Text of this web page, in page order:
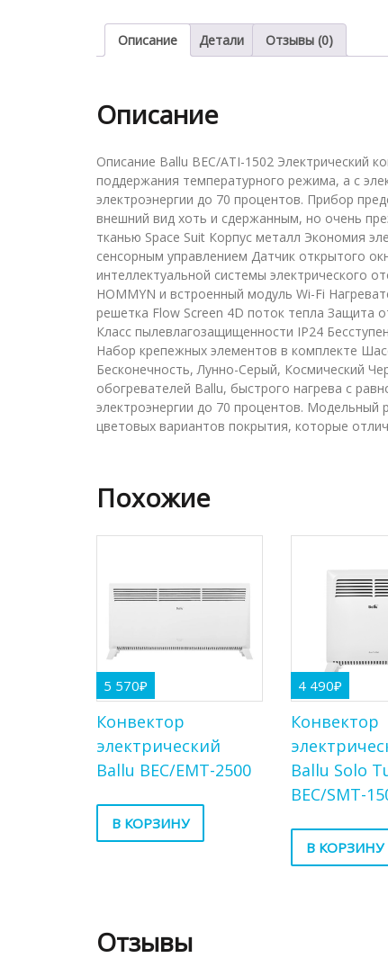
Описание Детали Отзывы (0)
Описание
Описание Ballu BEC/ATI-1502 Электрический
поддержания температурного режима, а с
электроэнергии до 70 процентов. Прибор
внешний вид хоть и сдержанным, но очень
тканью Space Suit Корпус металл Экономия
сенсорным управлением Датчик открытого
интеллектуальной системы электрического
HOMMYN и встроенный модуль Wi-Fi
решетка Flow Screen 4D поток тепла Защита
Класс пылевлагозащищенности IP24
Набор крепежных элементов в комплекте
Бесконечность, Лунно-Серый, Космический
обогревателей Ballu, быстрого нагрева с
электроэнергии до 70 процентов.
цветовых вариантов покрытия, которые
Похожие
5 570₽
Конвектор
электрический
Ballu BEC/EMT-2500
В КОРЗИНУ
4 490₽
Конвектор
Ballu Solo
BEC/SMT-
В КОРЗИНУ
Отзывы